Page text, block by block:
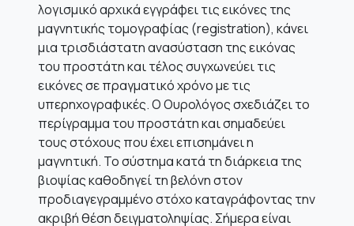
λογισμικό αρχικά εγγράφει τις εικόνες της
μαγνητικής τομογραφίας (registration), κάνει
μια τρισδιάστατη ανασύσταση της εικόνας
του προστάτη και τέλος συγχωνεύει τις
εικόνες σε πραγματικό χρόνο με τις
υπερηχογραφικές. Ο Ουρολόγος σχεδιάζει το
περίγραμμα του προστάτη και σημαδεύει
τους στόχους που έχει επισημάνει η
μαγνητική. Το σύστημα κατά τη διάρκεια της
βιοψίας καθοδηγεί τη βελόνη στον
προδιαγεγραμμένο στόχο καταγράφοντας την
ακριβή θέση δειγματοληψίας. Σήμερα είναι